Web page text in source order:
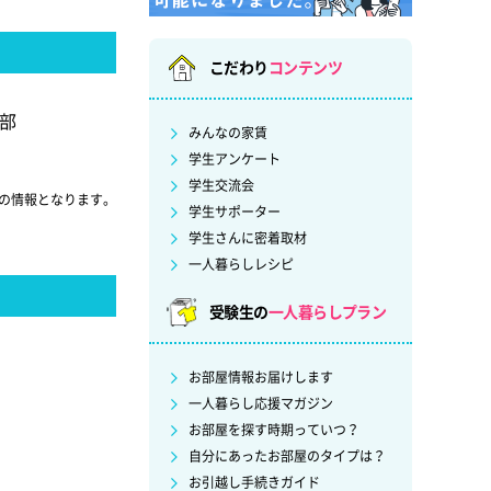
情報となります。
こだわり コンテンツ
みんなの家賃
学生アンケート
学生交流会
学生サポーター
学生さんに密着取材
一人暮らしレシピ
受験生の一人暮らしプラン
お部屋情報お届けします
一人暮らし応援マガジン
お部屋を探す時期っていつ？
自分にあったお部屋のタイプは？
お引越し手続きガイド